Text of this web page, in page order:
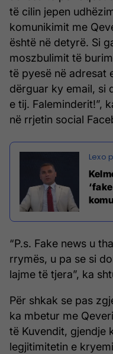
të cilin jepen
komunikimit me
është në detyrë. Si
moszbulimit të
të pyesë në adresat
dërguar ky email, si
e tij. Faleminderit!”,
në rrjetin social
“P.s. Fake news u
rrymës, u pa se si
lajme të tjera”, ka
Për shkak se pas
ka mbetur me
të Kuvendit, gjendje
legjitimitetin e